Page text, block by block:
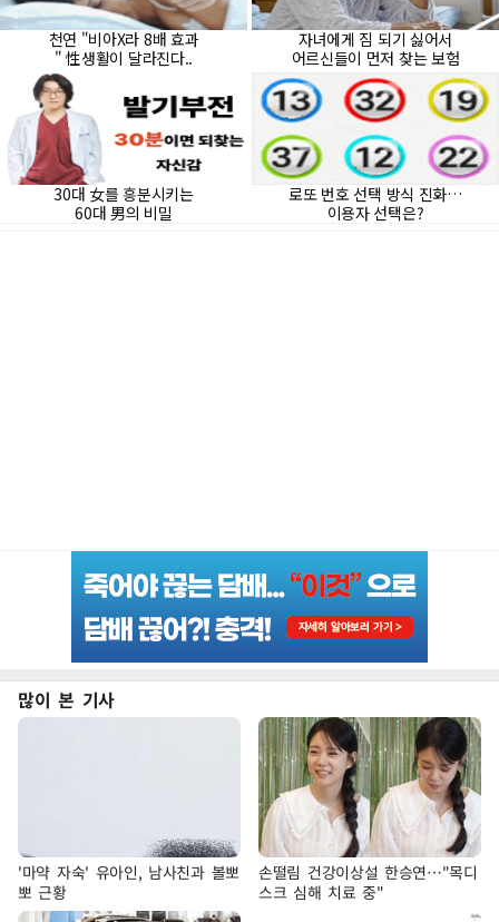
많이 본 기사
'마약 자숙' 유아인, 남사친과 볼뽀
뽀 근황
손떨림 건강이상설 한승연…"목디
스크 심해 치료 중"